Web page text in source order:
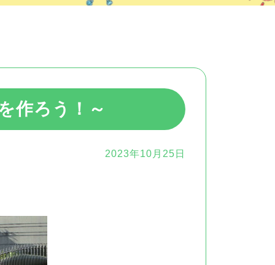
作ろう！～
2023年10月25日